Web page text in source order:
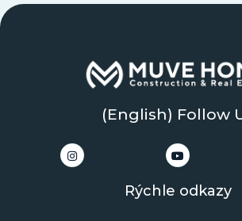
(English) Follow
Rýchle odkazy